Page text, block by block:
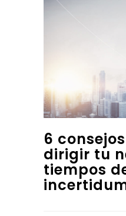
6
dirigir tu
tiempos